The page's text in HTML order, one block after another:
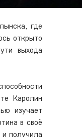
где
открыто
выхода
Каролин
изучает
в своё
получила